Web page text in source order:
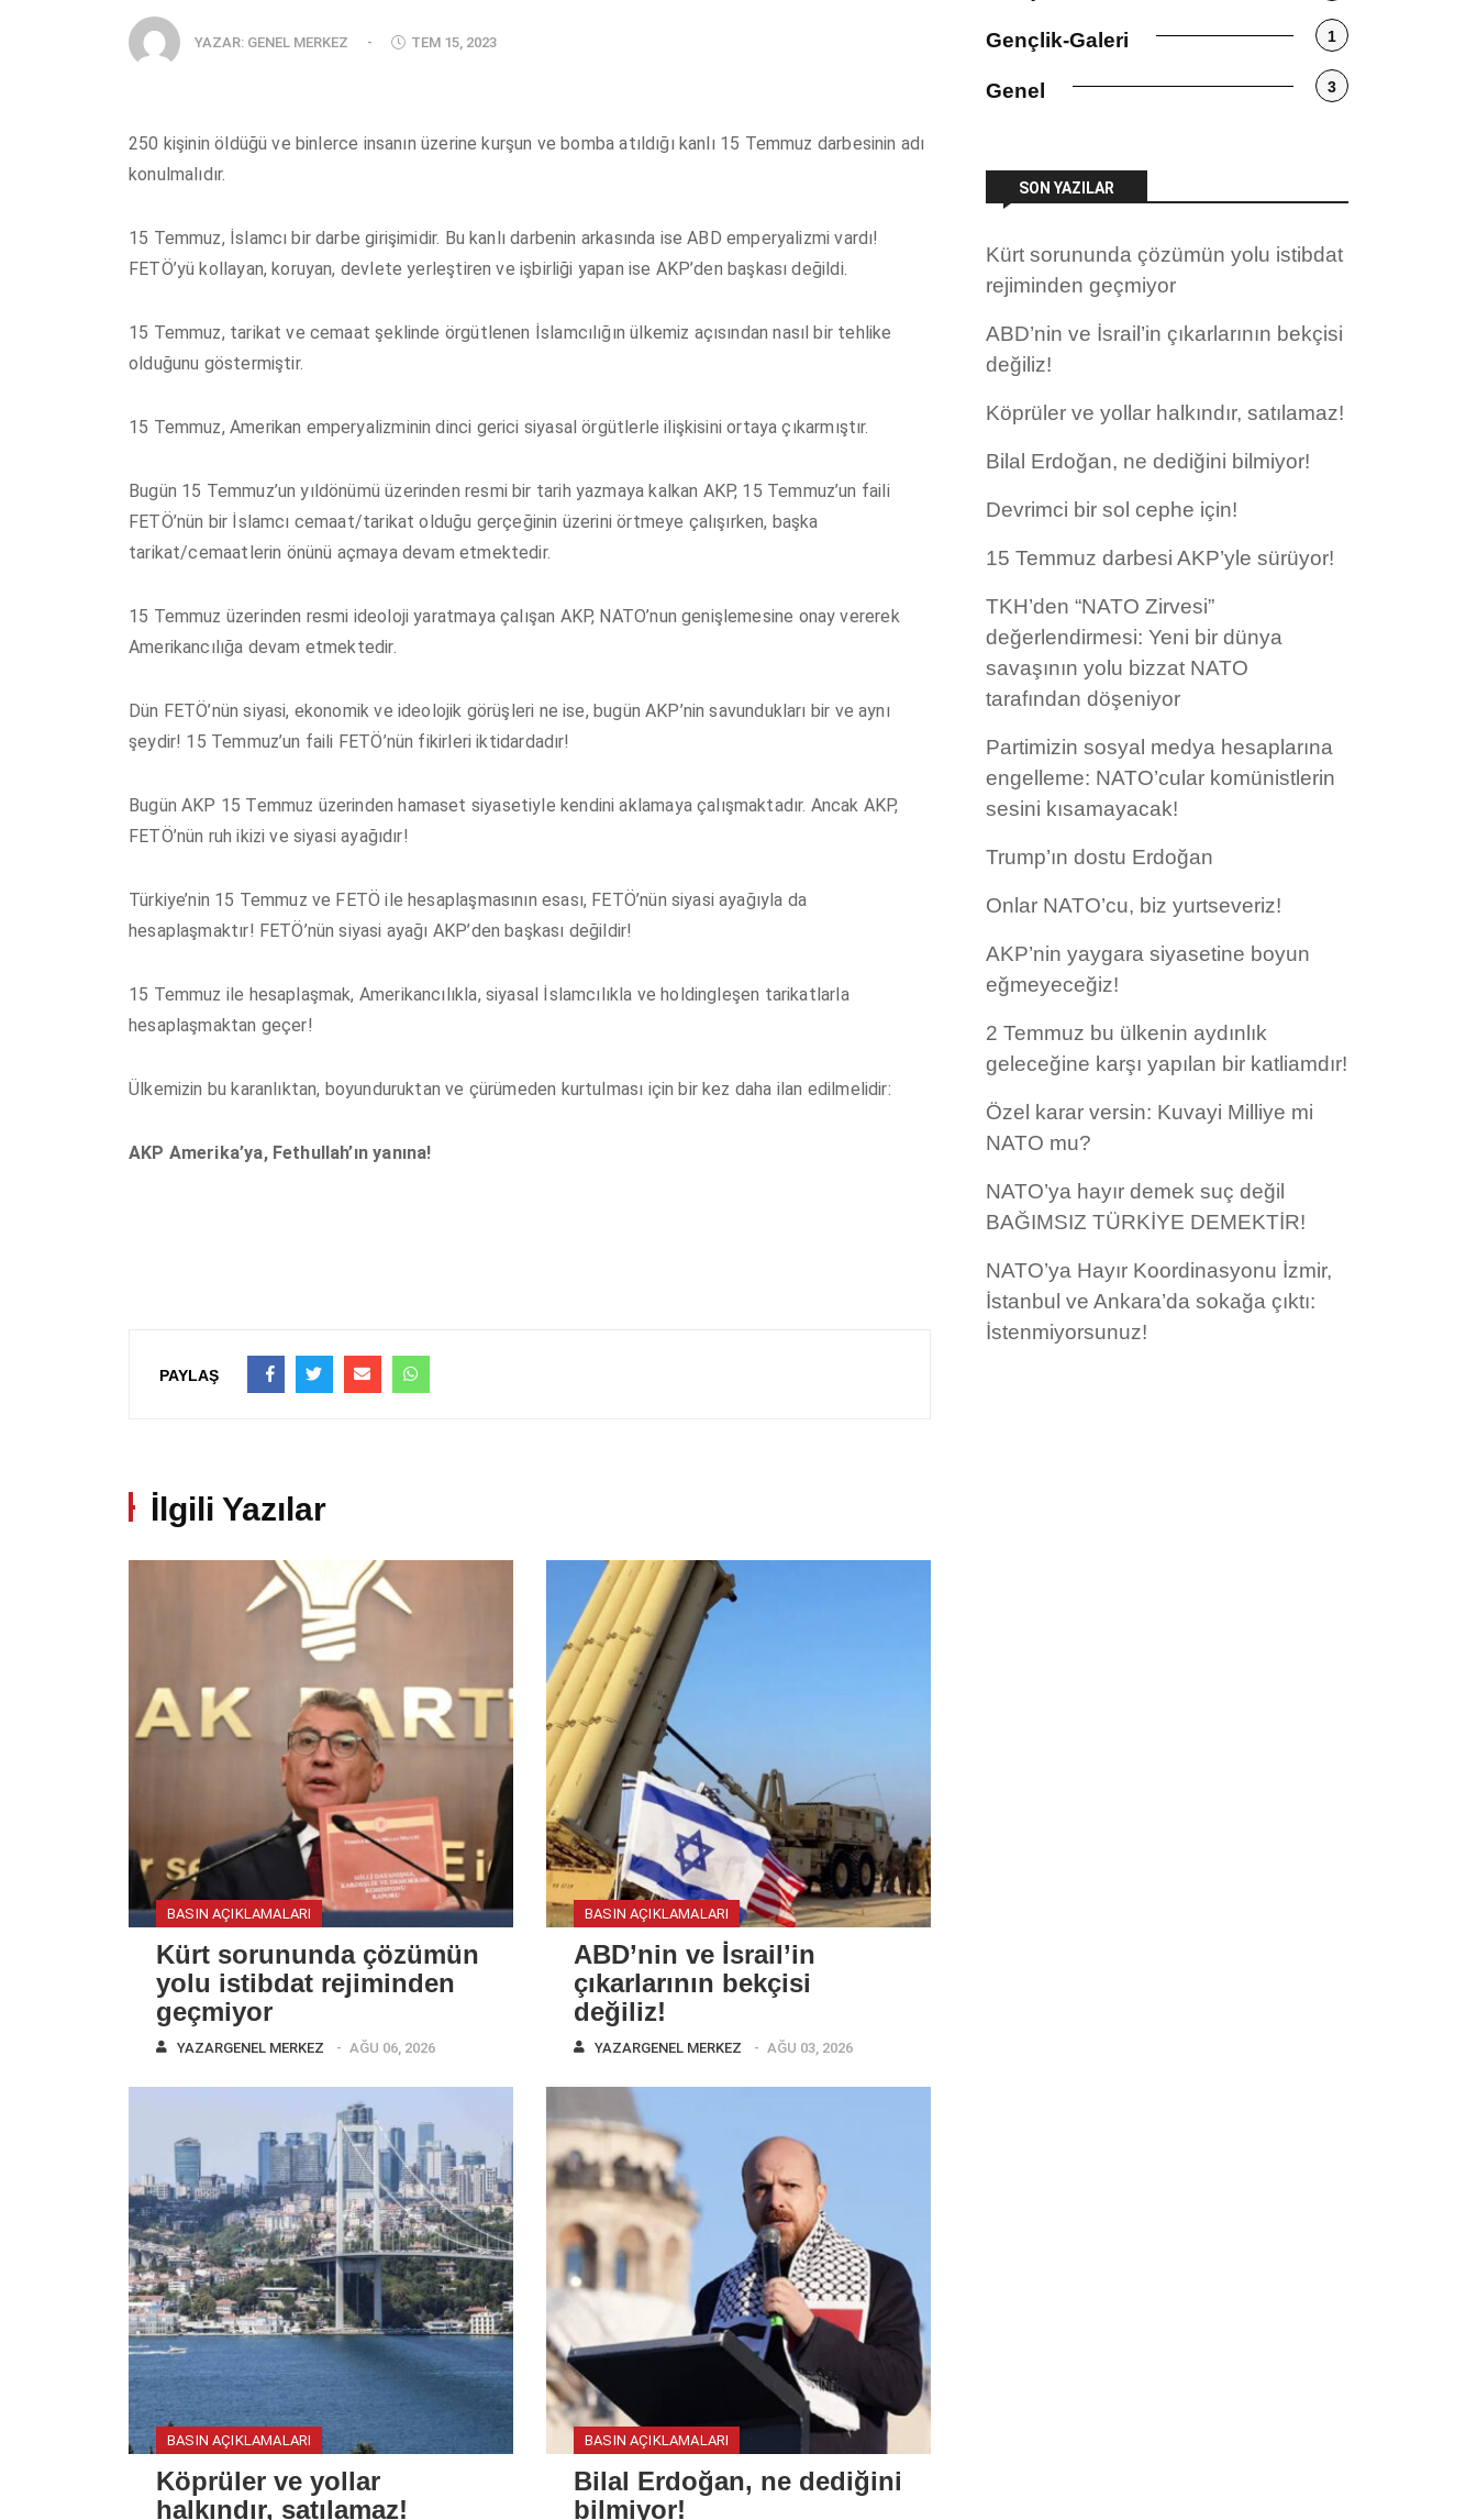
YAZAR: GENEL MERKEZ - TEM 15, 2023
250 kişinin öldüğü ve binlerce insanın üzerine kurşun ve bomba atıldığı kanlı 15 Temmuz darbesinin adı
konulmalıdır.
15 Temmuz, İslamcı bir darbe girişimidir. Bu kanlı darbenin arkasında ise ABD emperyalizmi vardı!
FETÖ’yü kollayan, koruyan, devlete yerleştiren ve işbirliği yapan ise AKP’den başkası değildi.
15 Temmuz, tarikat ve cemaat şeklinde örgütlenen İslamcılığın ülkemiz açısından nasıl bir tehlike
olduğunu göstermiştir.
15 Temmuz, Amerikan emperyalizminin dinci gerici siyasal örgütlerle ilişkisini ortaya çıkarmıştır.
Bugün 15 Temmuz’un yıldönümü üzerinden resmi bir tarih yazmaya kalkan AKP, 15 Temmuz’un faili
FETÖ’nün bir İslamcı cemaat/tarikat olduğu gerçeğinin üzerini örtmeye çalışırken, başka
tarikat/cemaatlerin önünü açmaya devam etmektedir.
15 Temmuz üzerinden resmi ideoloji yaratmaya çalışan AKP, NATO’nun genişlemesine onay vererek
Amerikancılığa devam etmektedir.
Dün FETÖ’nün siyasi, ekonomik ve ideolojik görüşleri ne ise, bugün AKP’nin savundukları bir ve aynı
şeydir! 15 Temmuz’un faili FETÖ’nün fikirleri iktidardadır!
Bugün AKP 15 Temmuz üzerinden hamaset siyasetiyle kendini aklamaya çalışmaktadır. Ancak AKP,
FETÖ’nün ruh ikizi ve siyasi ayağıdır!
Türkiye’nin 15 Temmuz ve FETÖ ile hesaplaşmasının esası, FETÖ’nün siyasi ayağıyla da
hesaplaşmaktır! FETÖ’nün siyasi ayağı AKP’den başkası değildir!
15 Temmuz ile hesaplaşmak, Amerikancılıkla, siyasal İslamcılıkla ve holdingleşen tarikatlarla
hesaplaşmaktan geçer!
Ülkemizin bu karanlıktan, boyunduruktan ve çürümeden kurtulması için bir kez daha ilan edilmelidir:
AKP Amerika’ya, Fethullah’ın yanına!
PAYLAŞ
İlgili Yazılar
BASIN AÇIKLAMALARI
Kürt sorununda çözümün
yolu istibdat rejiminden
geçmiyor
YAZARGENEL MERKEZ AĞU 06, 2026
BASIN AÇIKLAMALARI
ABD’nin ve İsrail’in
çıkarlarının bekçisi
değiliz!
YAZARGENEL MERKEZ AĞU 03, 2026
BASIN AÇIKLAMALARI
Köprüler ve yollar
halkındır, satılamaz!
BASIN AÇIKLAMALARI
Bilal Erdoğan, ne dediğini
bilmiyor!
Gençlik-Galeri 1
Genel 3
SON YAZILAR
Kürt sorununda çözümün yolu istibdat
rejiminden geçmiyor
ABD’nin ve İsrail’in çıkarlarının bekçisi
değiliz!
Köprüler ve yollar halkındır, satılamaz!
Bilal Erdoğan, ne dediğini bilmiyor!
Devrimci bir sol cephe için!
15 Temmuz darbesi AKP’yle sürüyor!
TKH’den “NATO Zirvesi”
değerlendirmesi: Yeni bir dünya
savaşının yolu bizzat NATO
tarafından döşeniyor
Partimizin sosyal medya hesaplarına
engelleme: NATO’cular komünistlerin
sesini kısamayacak!
Trump’ın dostu Erdoğan
Onlar NATO’cu, biz yurtseveriz!
AKP’nin yaygara siyasetine boyun
eğmeyeceğiz!
2 Temmuz bu ülkenin aydınlık
geleceğine karşı yapılan bir katliamdır!
Özel karar versin: Kuvayi Milliye mi
NATO mu?
NATO’ya hayır demek suç değil
BAĞIMSIZ TÜRKİYE DEMEKTİR!
NATO’ya Hayır Koordinasyonu İzmir,
İstanbul ve Ankara’da sokağa çıktı:
İstenmiyorsunuz!